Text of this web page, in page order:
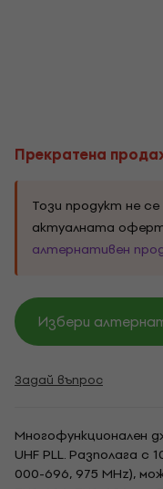
Прекратена
Този продукт не
актуалната
алтернативен
Избери
Задай въпрос
Многофункционален
UHF PLL. Разполага
000-696, 975 MHz),